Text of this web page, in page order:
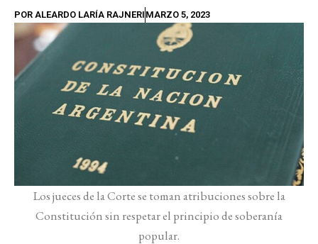
POR ALEARDO LARÍA RAJNERI MARZO 5, 2023
Los jueces de la Corte se toman atribuciones sobre la
Constitución sin respetar el principio de soberanía
popular.